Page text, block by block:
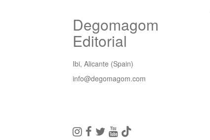
Degomagom
Editorial
Ibi, Alicante (Spain)
info@degomagom.com